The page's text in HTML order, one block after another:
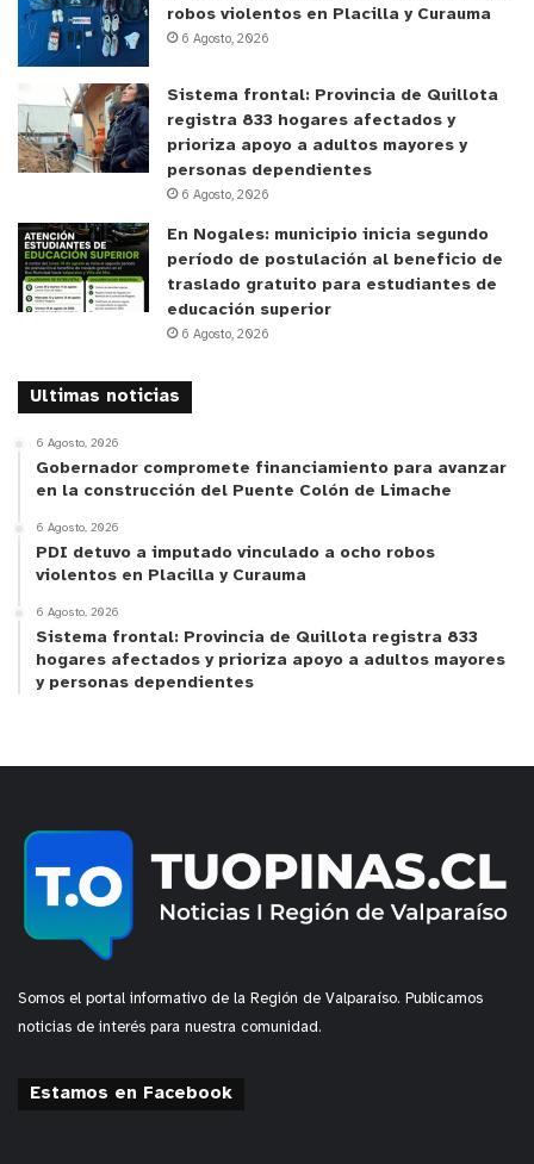
robos violentos en Placilla y Curauma
6 Agosto, 2026
Sistema frontal: Provincia de Quillota
registra 833 hogares afectados y
prioriza apoyo a adultos mayores y
personas dependientes
6 Agosto, 2026
En Nogales: municipio inicia segundo
período de postulación al beneficio de
traslado gratuito para estudiantes de
educación superior
6 Agosto, 2026
Ultimas noticias
6 Agosto, 2026
Gobernador compromete financiamiento para avanzar
en la construcción del Puente Colón de Limache
6 Agosto, 2026
PDI detuvo a imputado vinculado a ocho robos
violentos en Placilla y Curauma
6 Agosto, 2026
Sistema frontal: Provincia de Quillota registra 833
hogares afectados y prioriza apoyo a adultos mayores
y personas dependientes
Somos el portal informativo de la Región de Valparaíso. Publicamos
noticias de interés para nuestra comunidad.
Estamos en Facebook